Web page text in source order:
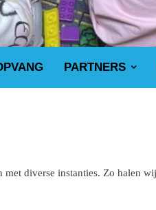
PARTNERS
diverse instanties. Zo halen